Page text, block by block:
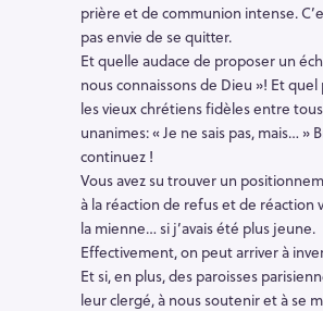
prière et de communion intense.
pas envie de se quitter.
Et quelle audace de proposer un
nous connaissons de Dieu »! Et
les vieux chrétiens fidèles entre
unanimes: « Je ne sais pas, mais… »
continuez !
Vous avez su trouver un
à la réaction de refus et de réaction
la mienne… si j’avais été plus jeune.
Effectivement, on peut arriver à
Et si, en plus, des paroisses
leur clergé, à nous soutenir et à se